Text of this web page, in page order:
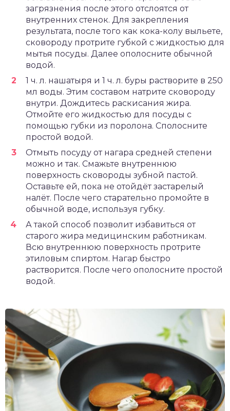
загрязнения после этого отслоятся от
внутренних стенок. Для закрепления
результата, после того как кока-колу выльете,
сковороду протрите губкой с жидкостью для
мытья посуды. Далее ополосните обычной
водой.
1 ч. л. нашатыря и 1 ч. л. буры растворите в 250
мл воды. Этим составом натрите сковороду
внутри. Дождитесь раскисания жира.
Отмойте его жидкостью для посуды с
помощью губки из поролона. Сполосните
простой водой.
Отмыть посуду от нагара средней степени
можно и так. Смажьте внутреннюю
поверхность сковороды зубной пастой.
Оставьте ей, пока не отойдёт застарелый
налёт. После чего старательно промойте в
обычной воде, используя губку.
А такой способ позволит избавиться от
старого жира медицинским работникам.
Всю внутреннюю поверхность протрите
этиловым спиртом. Нагар быстро
растворится. После чего ополосните простой
водой.